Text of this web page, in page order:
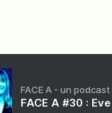
FACE A - un
FACE A #30 :